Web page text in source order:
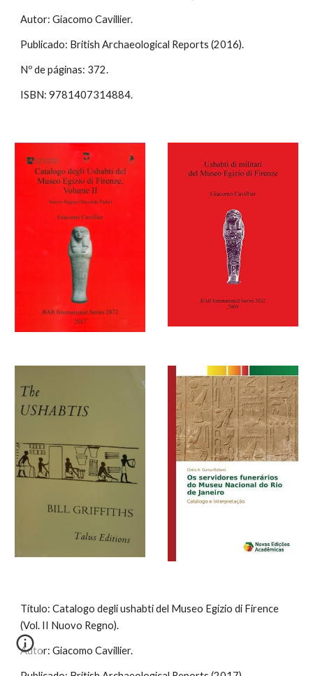
Autor: Giacomo Cavillier.
Publicado: British Archaeological Reports (2016).
Nº de páginas: 372.
ISBN: 9781407314884.
Título: Catalogo degli ushabti del Museo Egizio di Firence
(Vol. II Nuovo Regno).
Autor: Giacomo Cavillier.